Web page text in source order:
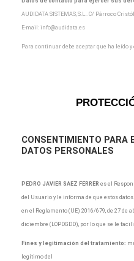
AUDIDATA SISTEMAS, S.L.. C/ Párroco
E-mail: info@audidata.es
Para continuar debe aceptar que ha leído
CONSENTIMIENTO PARA
DATOS PERSONALES
PEDRO JAVIER SAEZ FERRER es el
del Usuario y le informa de que estos
en el Reglamento (UE) 2016/679, de 27 de
diciembre (LOPDGDD), por lo que se le
Fines y legitimación del tratamiento:
legítimo del